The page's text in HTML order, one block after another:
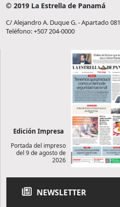
© 2019 La Estrella de Panamá
C/ Alejandro A. Duque G. - Apartado
Teléfono: +507 204-0000
Edición Impresa
Portada del impreso
del 9 de agosto de
2026
NEWSLETTER